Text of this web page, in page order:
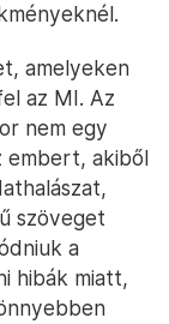
amelyeken
az MI. Az
nem egy
embert, akiből
szöveget
a
hibák miatt,